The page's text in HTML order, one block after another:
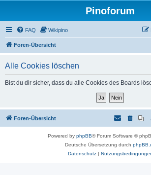
Pinoforum
FAQ Wikipino
Foren-Übersicht
Alle Cookies löschen
Bist du dir sicher, dass du alle Cookies des Boards
Foren-Übersicht
Powered by phpBB® Forum Software ©
Deutsche Übersetzung durch
Datenschutz|